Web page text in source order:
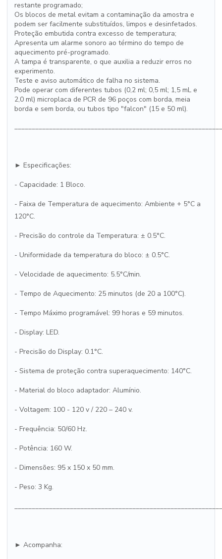
restante programado;
Os blocos de metal evitam a contaminação da amostra e
podem ser facilmente substituídos, limpos e desinfetados.
Proteção embutida contra excesso de temperatura;
Apresenta um alarme sonoro ao término do tempo de
aquecimento pré-programado.
A tampa é transparente, o que auxilia a reduzir erros no
experimento.
Teste e aviso automático de falha no sistema.
Pode operar com diferentes tubos (0,2 ml; 0,5 ml; 1,5 mL e
2,0 ml) microplaca de PCR de 96 poços com borda, meia
borda e sem borda, ou tubos tipo "falcon" (15 e 50 ml).
► Especificações:
- Capacidade: 1 Bloco.
- Faixa de Temperatura de aquecimento: Ambiente + 5°C a
120°C.
- Precisão do controle da Temperatura: ± 0.5°C.
- Uniformidade da temperatura do bloco: ± 0.5°C.
- Velocidade de aquecimento: 5.5°C/min.
- Tempo de Aquecimento: 25 minutos (de 20 a 100°C).
- Tempo Máximo programável: 99 horas e 59 minutos.
- Display: LED.
- Precisão do Display: 0.1°C.
- Sistema de proteção contra superaquecimento: 140°C.
- Material do bloco adaptador: Alumínio.
- Voltagem: 100 - 120 v / 220 – 240 v.
- Frequência: 50/60 Hz.
- Potência: 160 W.
- Dimensões: 95 x 150 x 50 mm.
- Peso: 3 Kg.
► Acompanha: